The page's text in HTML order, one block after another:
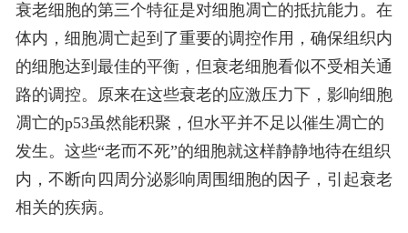
衰老细胞的第三个特征是对细胞凋亡的抵抗能力。在
体内，细胞凋亡起到了重要的调控作用，确保组织内
的细胞达到最佳的平衡，但衰老细胞看似不受相关通
路的调控。原来在这些衰老的应激压力下，影响细胞
凋亡的p53虽然能积聚，但水平并不足以催生凋亡的
发生。这些“老而不死”的细胞就这样静静地待在组织
内，不断向四周分泌影响周围细胞的因子，引起衰老
相关的疾病。